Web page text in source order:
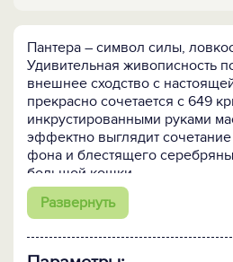
Пантера – символ силы,
Удивительная живописность
внешнее сходство с
прекрасно сочетается с 649
инкрустированными руками
эффектно выглядит
фона и блестящего
большой кошки.
Картина прекрасно подойдет
художникам и поэтам, а также
Развернуть